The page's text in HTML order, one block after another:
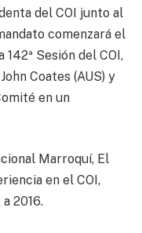
del COI junto al
comenzará el
Sesión del COI,
Coates (AUS) y
en un
Marroquí, El
en el COI,
2016.